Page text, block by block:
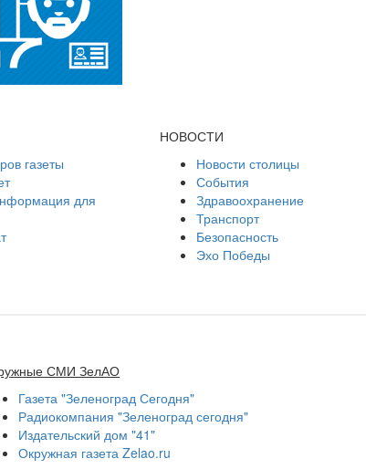
газеты
для
НОВОСТИ
Новости столицы
События
Здравоохранение
Транспорт
Безопасность
Эхо Победы
СМИ ЗелАО
Газета "Зеленоград Сегодня"
Радиокомпания "Зеленоград сегодня"
Издательский дом "41"
Окружная газета Zelao.ru